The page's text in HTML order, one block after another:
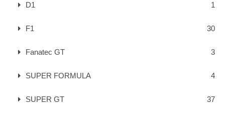
D1 1
F1 30
Fanatec GT 3
SUPER FORMULA 4
SUPER GT 37